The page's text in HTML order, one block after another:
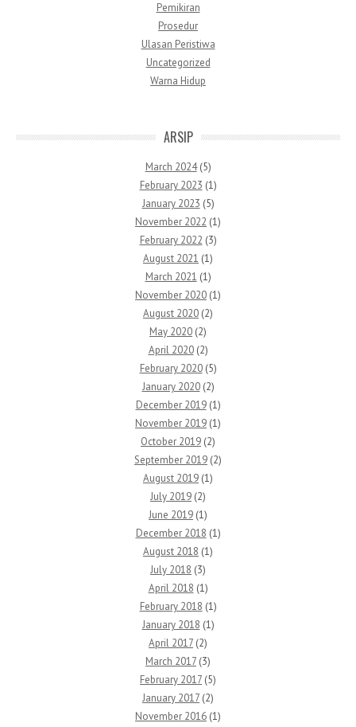
Pemikiran
Prosedur
Ulasan Peristiwa
Uncategorized
Warna Hidup
ARSIP
March 2024(5)
February 2023 (1)
January 2023 (5)
November 2022 (1)
February 2022 (3)
August 2021 (1)
March 2021 (1)
November 2020 (1)
August 2020 (2)
May 2020 (2)
April 2020(2)
February 2020(5)
January 2020(2)
December 2019(1)
November 2019 (1)
October 2019 (2)
September 2019 (2)
August 2019 (1)
July 2019 (2)
June 2019 (1)
December 2018 (1)
August 2018 (1)
July 2018 (3)
April 2018 (1)
February 2018 (1)
January 2018 (1)
April 2017 (2)
March 2017 (3)
February 2017 (5)
January 2017 (2)
November 2016 (1)